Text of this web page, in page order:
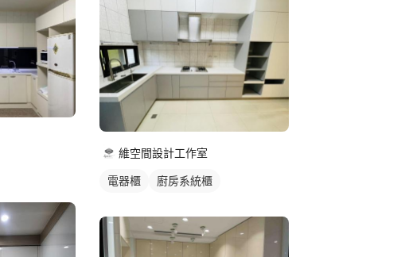
維空間設計工作室
電器櫃 廚房系統櫃